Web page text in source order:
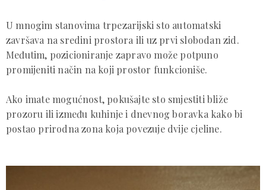
U mnogim stanovima trpezarijski sto automatski
završava na sredini prostora ili uz prvi slobodan zid.
Međutim, pozicioniranje zapravo može potpuno
promijeniti način na koji prostor funkcioniše.
Ako imate mogućnost, pokušajte sto smjestiti bliže
prozoru ili između kuhinje i dnevnog boravka kako bi
postao prirodna zona koja povezuje dvije cjeline.